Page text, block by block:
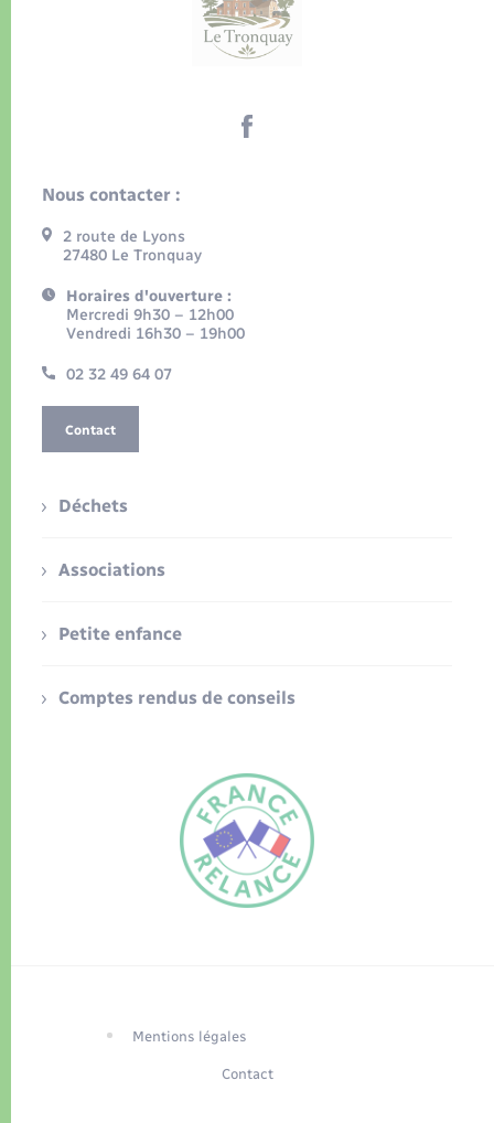
Nous contacter :
2 route de Lyons
27480 Le Tronquay
Horaires d'ouverture :
Mercredi 9h30 – 12h00
Vendredi 16h30 – 19h00
02 32 49 64 07
Contact
Déchets
Associations
Petite enfance
Comptes rendus de conseils
Mentions légales
Contact